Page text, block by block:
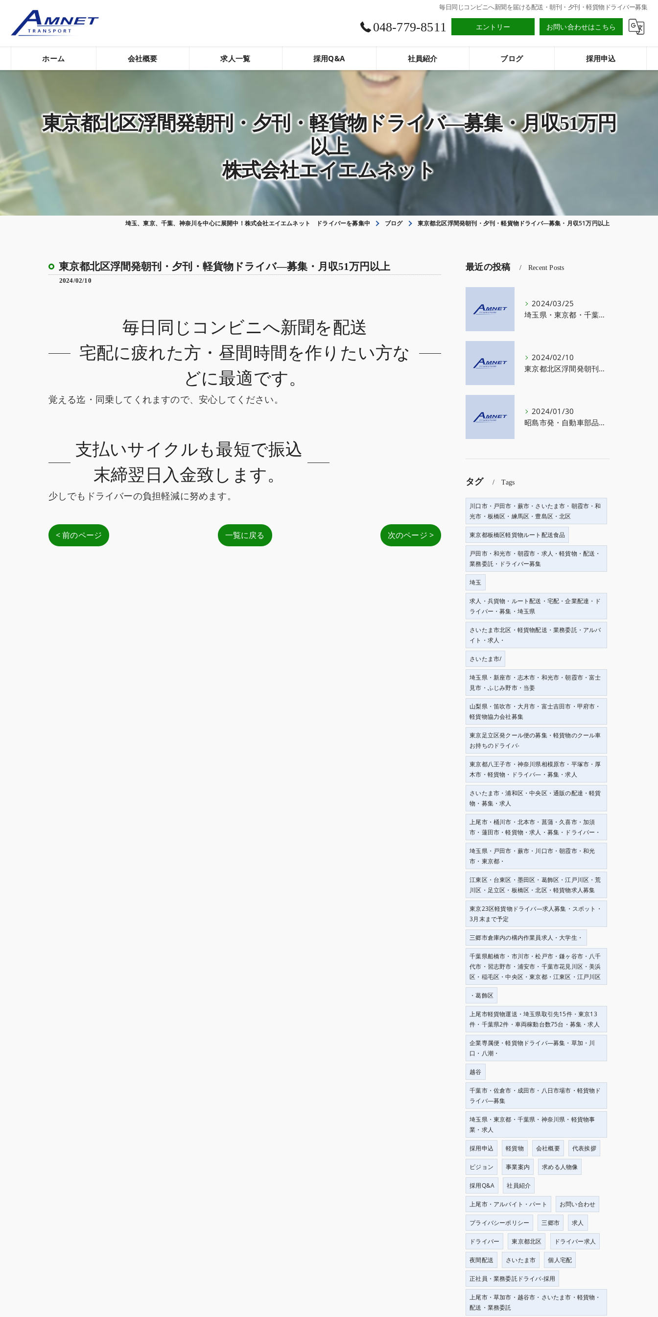
毎日同じコンビニへ新聞を届ける配送・朝刊・夕刊・軽貨物ドライバー募集
048-779-8511 エントリー お問い合わせはこちら
ホーム 会社概要 求人一覧 採用Q&A 社員紹介 ブログ 採用申込
東京都北区浮間発朝刊・夕刊・軽貨物ドライバ―募集・月収51万円
以上
株式会社エイエムネット
埼玉、東京、千葉、神奈川を中心に展開中！株式会社エイエムネット ドライバーを募集中 ブログ 東京都北区浮間発朝刊・夕刊・軽貨物ドライバ―募集・月収51万円以上
東京都北区浮間発朝刊・夕刊・軽貨物ドライバ―募集・月収51万円以上
2024/02/10
毎日同じコンビニへ新聞を配送
宅配に疲れた方・昼間時間を作りたい方な
どに最適です。
覚える迄・同乗してくれますので、安心してください。
支払いサイクルも最短で振込
末締翌日入金致します。
少しでもドライバーの負担軽減に努めます。
< 前のページ 一覧に戻る 次のページ >
最近の投稿 Recent Posts
2024/03/25
埼玉県・東京都・千葉県・神川県・軽貨物事業展開
2024/02/10
東京都北区浮間発朝刊・夕刊・軽貨物ドライバ―募集・月収51万円以上
2024/01/30
昭島市発・自動車部品電機関連部品の配送募集・株式会社エイエムネット
タグ Tags
川口市・戸田市・蕨市・さいたま市・朝霞市・和
光市・板橋区・練馬区・豊島区・北区
東京都板橋区軽貨物ルート配送食品
戸田市・和光市・朝霞市・求人・軽貨物・配送・
業務委託・ドライバー募集
埼玉
求人・兵貨物・ルート配送・宅配・企業配達・ド
ライバー・募集・埼玉県
さいたま市北区・軽貨物配送・業務委託・アルバ
イト・求人・
さいたま市/
埼玉県・新座市・志木市・和光市・朝霞市・富士
見市・ふじみ野市・当姜
山梨県・笛吹市・大月市・富士吉田市・甲府市・
軽貨物協力会社募集
東京足立区発クール便の募集・軽貨物のクール車
お持ちのドライバ-
東京都八王子市・神奈川県相模原市・平塚市・厚
木市・軽貨物・ドライバ―・募集・求人
さいたま市・浦和区・中央区・通販の配達・軽貨
物・募集・求人
上尾市・桶川市・北本市・菖蒲・久喜市・加須
市・蓮田市・軽貨物・求人・募集・ドライバー・
埼玉県・戸田市・蕨市・川口市・朝霞市・和光
市・東京都・
江東区・台東区・墨田区・葛飾区・江戸川区・荒
川区・足立区・板橋区・北区・軽貨物求人募集
東京23区軽貨物ドライバ―求人募集・スポット・
3月末まで予定
三郷市倉庫内の構内作業員求人・大学生・
千葉県船橋市・市川市・松戸市・鎌ヶ谷市・八千
代市・習志野市・浦安市・千葉市花見川区・美浜
区・稲毛区・中央区・東京都・江東区・江戸川区
・葛飾区
上尾市軽貨物運送・埼玉県取引先15件・東京13
件・千葉県2件・車両稼動台数75台・募集・求人
企業専属便・軽貨物ドライバ―募集・草加・川
口・八潮・
越谷
千葉市・佐倉市・成田市・八日市場市・軽貨物ド
ライバ―募集
埼玉県・東京都・千葉県・神奈川県・軽貨物事
業・求人
採用申込 軽貨物 会社概要 代表挨拶
ビジョン 事業案内 求める人物像
採用Q&A 社員紹介
上尾市・アルバイト・パート お問い合わせ
プライバシーポリシー 三郷市 求人
ドライバー 東京都北区 ドライバー求人
夜間配送 さいたま市 個人宅配
正社員・業務委託ドライバ-採用
上尾市・草加市・越谷市・さいたま市・軽貨物・
配送・業務委託